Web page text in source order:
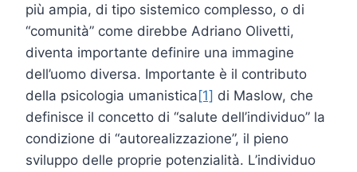
più ampia, di tipo sistemico complesso, o di
“comunità” come direbbe Adriano Olivetti,
diventa importante definire una immagine
dell’uomo diversa. Importante è il contributo
della psicologia umanistica[1] di Maslow, che
definisce il concetto di “salute dell’individuo” la
condizione di “autorealizzazione”, il pieno
sviluppo delle proprie potenzialità. L’individuo